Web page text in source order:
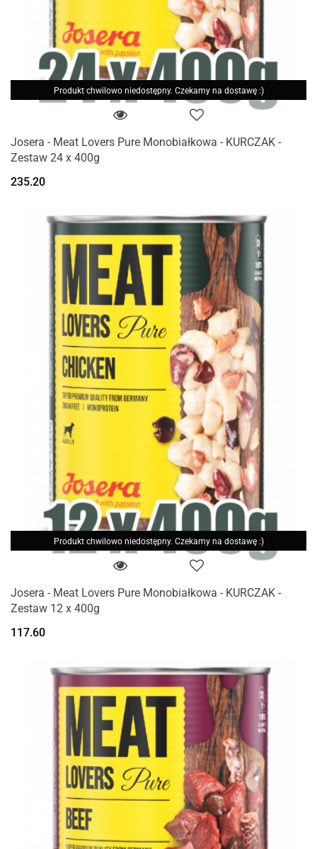
Produkt chwilowo niedostępny. Czekamy na dostawę :)
Josera - Meat Lovers Pure Monobiałkowa - KURCZAK -
Zestaw 24 x 400g
235.20
Produkt chwilowo niedostępny. Czekamy na dostawę :)
Josera - Meat Lovers Pure Monobiałkowa - KURCZAK -
Zestaw 12 x 400g
117.60